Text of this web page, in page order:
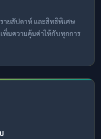
ายสัปดาห์ และสิทธิพิเศษ
พิ่มความคุ้มค่าให้กับทุกการ